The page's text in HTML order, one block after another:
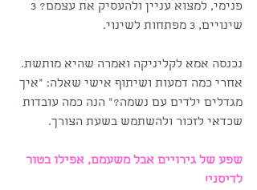
שינויים, 3 מפתחות לשינוי.
נכנסה אמא לקליניקה ואמרה שהיא מותשת.
אחרי כמה דמעות ושיתוף אישי שאלה: "איך
מגדלים ילדים עם נשמה?" הנה כמה עובדות
שכדאי לזכור ולהשתמש בשעת הצורך.
שפע של גירויים אבל משעמם, אפילו בטור
לדיסני!